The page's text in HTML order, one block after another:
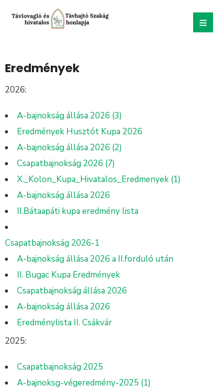
Eredmények
2026:
A-bajnokság állása 2026 (3)
Eredmények Husztót Kupa 2026
A-bajnokság állása 2026 (2)
Csapatbajnokság 2026 (7)
X._Kolon_Kupa_Hivatalos_Eredmenyek (1)
A-bajnokság állása 2026
II.Bátaapáti kupa eredmény lista
Csapatbajnokság 2026-1
A-bajnokság állása 2026 a II.forduló után
II. Bugac Kupa Eredmények
Csapatbajnokság állása 2026
A-bajnokság állása 2026
Eredménylista II. Csákvár
2025:
Csapatbajnokság 2025
A-bajnoksg-végeredmény-2025 (1)